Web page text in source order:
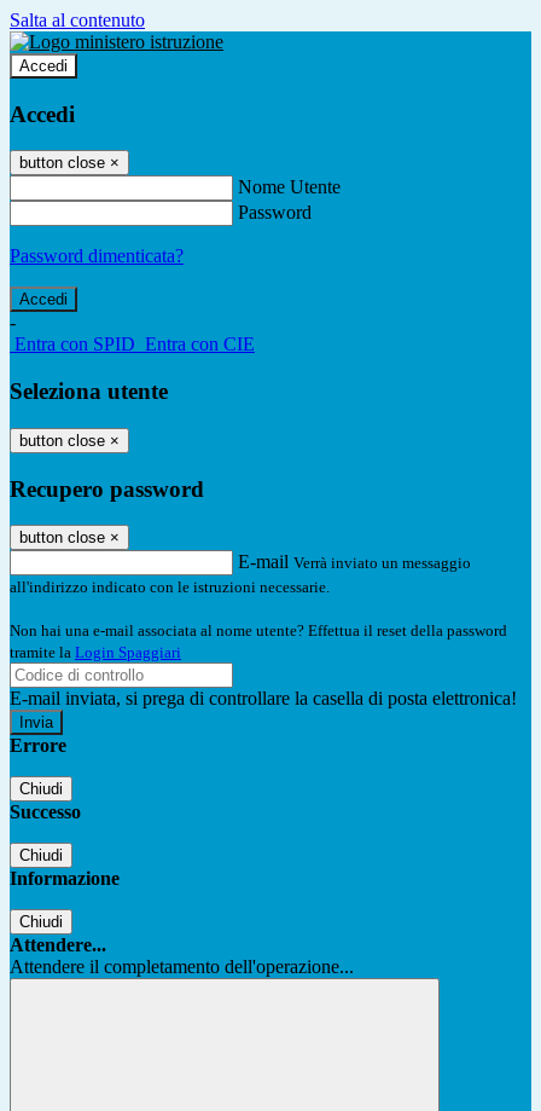
Salta al contenuto
Accedi
Accedi
button close ×
Nome Utente
Password
Password dimenticata?
-
Entra con SPID Entra con CIE
Seleziona utente
button close ×
Recupero password
button close ×
E-mail Verrà inviato un messaggio
all'indirizzo indicato con le istruzioni necessarie.
Non hai una e-mail associata al nome utente? Effettua il reset della password
tramite la Login Spaggiari
E-mail inviata, si prega di controllare la casella di posta elettronica!
Errore
Chiudi
Successo
Chiudi
Informazione
Chiudi
Attendere...
Attendere il completamento dell'operazione...